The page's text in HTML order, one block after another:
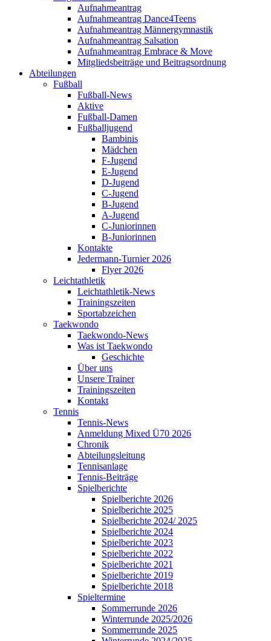
Aufnahmeantrag
Aufnahmeantrag Dance4Teens
Aufnahmeantrag Männergymnastik
Aufnahmeantrag Salsation
Aufnahmeantrag Embrace & Move
Mitgliedsbeiträge und Beitragsordnung
Abteilungen
Fußball
Fußball-News
Aktive
Fußball-Damen
Fußballjugend
Bambinis
Mädchen
F-Jugend
E-Jugend
D-Jugend
C-Jugend
B-Jugend
A-Jugend
C-Juniorinnen
B-Juniorinnen
Kontakte
Jedermann-Turnier 2026
Flyer 2026
Leichtathletik
Leichtathletik-News
Trainingszeiten
Sportabzeichen
Taekwondo
Taekwondo-News
Was ist Taekwondo
Geschichte
Über uns
Unsere Trainer
Trainingszeiten
Kontakt
Tennis
Tennis-News
Anmeldung Mixed Ü70 2026
Chronik
Abteilungsleitung
Tennisanlage
Tennis-Beiträge
Spielberichte
Spielberichte 2026
Spielberichte 2025
Spielberichte 2024/ 2025
Spielberichte 2024
Spielberichte 2023
Spielberichte 2022
Spielberichte 2021
Spielberichte 2019
Spielberichte 2018
Spieltermine
Sommerrunde 2026
Winterrunde 2025/2026
Sommerrunde 2025